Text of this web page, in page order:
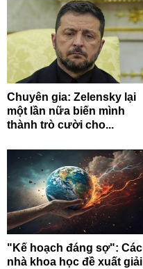
Chuyên gia: Zelensky lại
một lần nữa biến mình
thành trò cười cho...
"Kế hoạch đáng sợ": Các
nhà khoa học đề xuất giải